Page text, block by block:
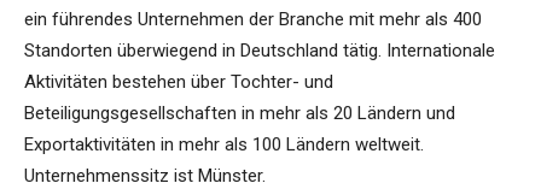
ein führendes Unternehmen der Branche mit mehr als 400
Standorten überwiegend in Deutschland tätig. Internationale
Aktivitäten bestehen über Tochter- und
Beteiligungsgesellschaften in mehr als 20 Ländern und
Exportaktivitäten in mehr als 100 Ländern weltweit.
Unternehmenssitz ist Münster.